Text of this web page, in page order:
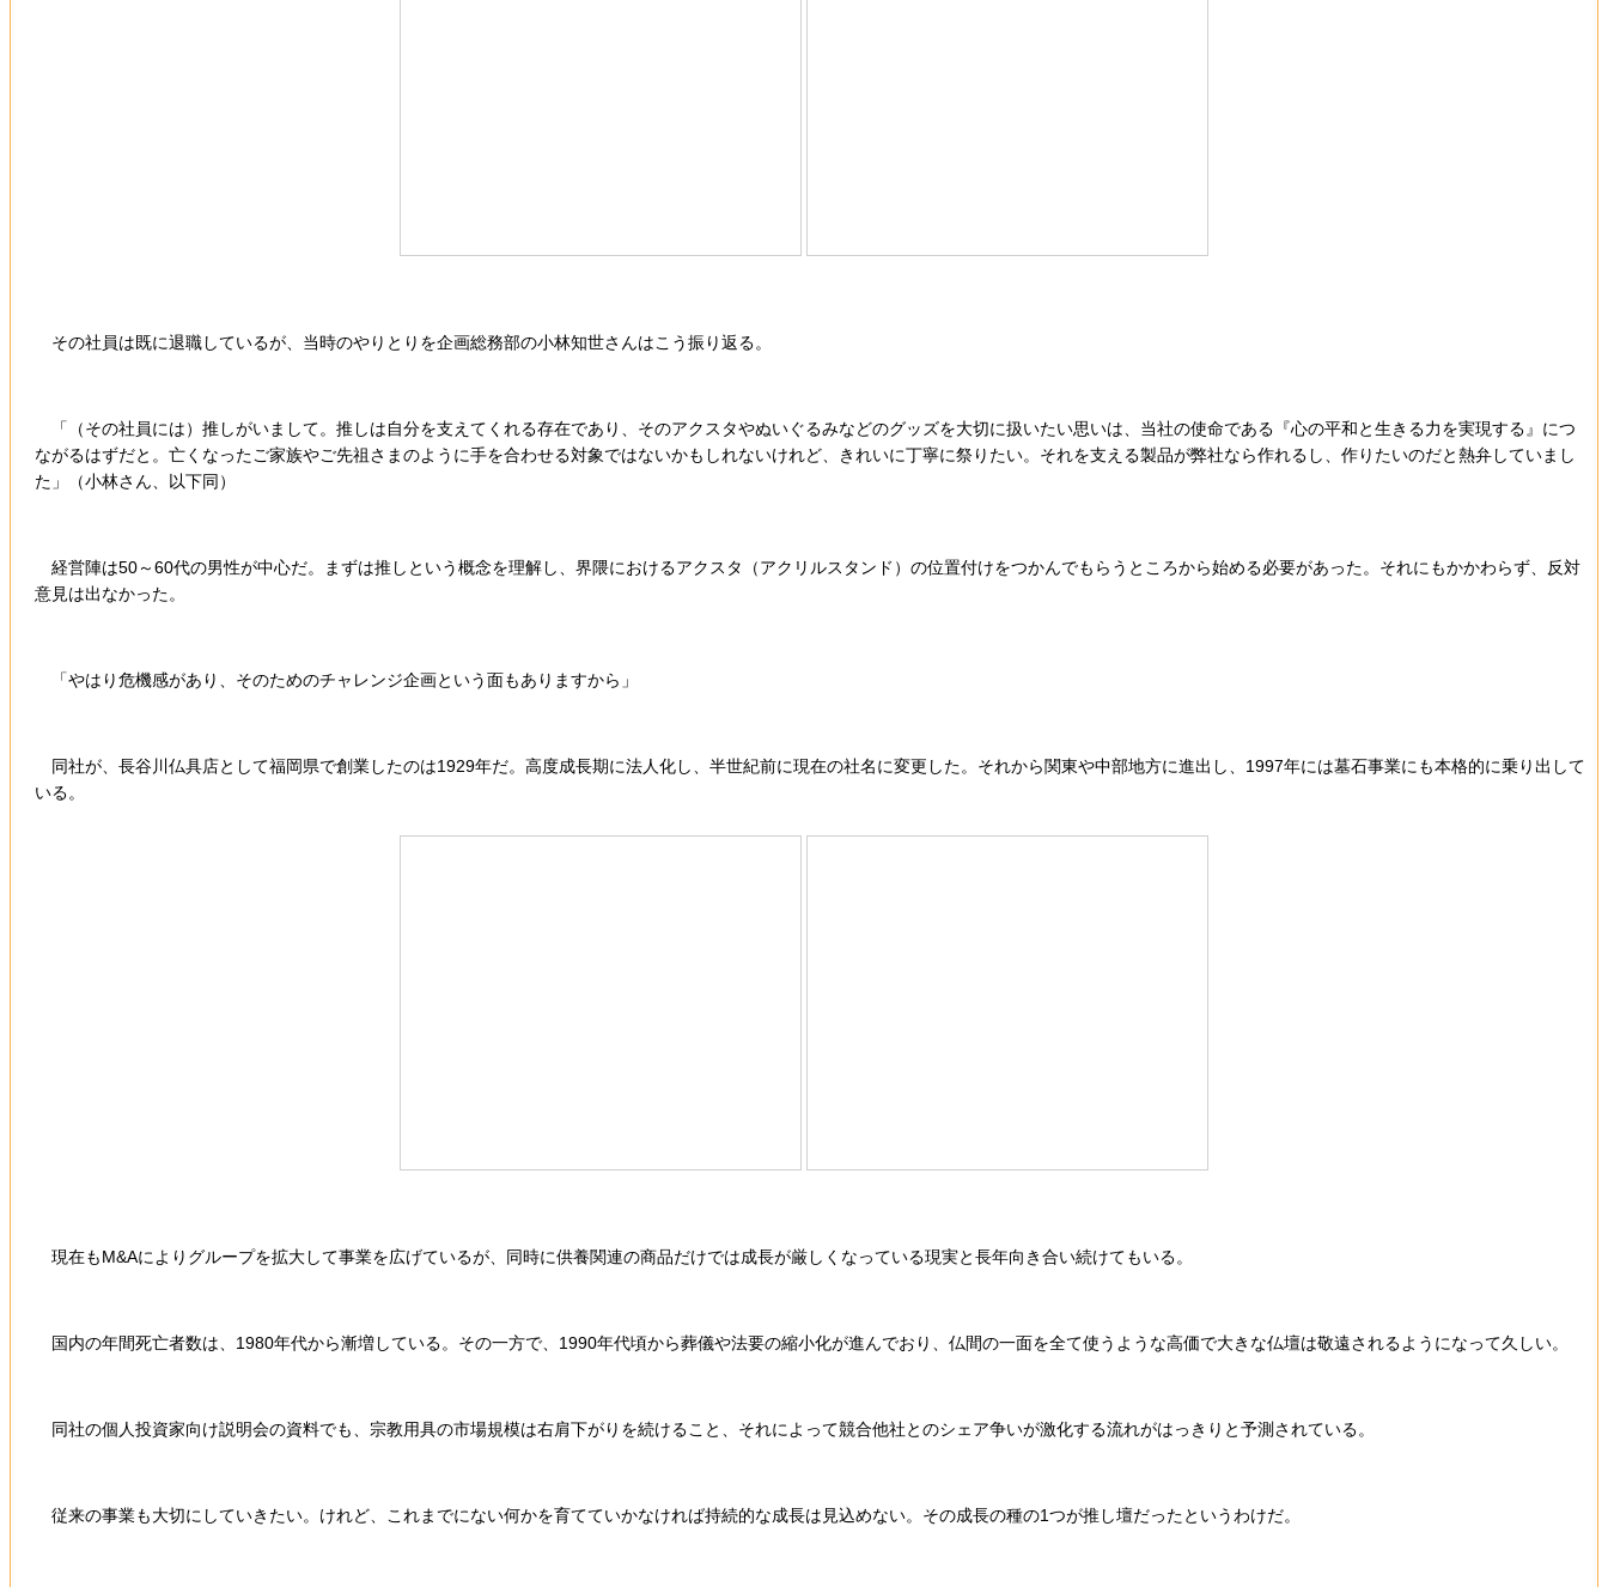
その社員は既に退職しているが、当時のやりとりを企画総務部の小林知世さんはこう振り返る。
「（その社員には）推しがいまして。推しは自分を支えてくれる存在であり、そのアクスタやぬいぐるみなどのグッズを大切に扱いたい思いは、当社の使命である『心の平和と生きる力を実現する』につ
ながるはずだと。亡くなったご家族やご先祖さまのように手を合わせる対象ではないかもしれないけれど、きれいに丁寧に祭りたい。それを支える製品が弊社なら作れるし、作りたいのだと熱弁していまし
た」（小林さん、以下同）
経営陣は50～60代の男性が中心だ。まずは推しという概念を理解し、界隈におけるアクスタ（アクリルスタンド）の位置付けをつかんでもらうところから始める必要があった。それにもかかわらず、反対
意見は出なかった。
「やはり危機感があり、そのためのチャレンジ企画という面もありますから」
同社が、長谷川仏具店として福岡県で創業したのは1929年だ。高度成長期に法人化し、半世紀前に現在の社名に変更した。それから関東や中部地方に進出し、1997年には墓石事業にも本格的に乗り出して
いる。
現在もM&Aによりグループを拡大して事業を広げているが、同時に供養関連の商品だけでは成長が厳しくなっている現実と長年向き合い続けてもいる。
国内の年間死亡者数は、1980年代から漸増している。その一方で、1990年代頃から葬儀や法要の縮小化が進んでおり、仏間の一面を全て使うような高価で大きな仏壇は敬遠されるようになって久しい。
同社の個人投資家向け説明会の資料でも、宗教用具の市場規模は右肩下がりを続けること、それによって競合他社とのシェア争いが激化する流れがはっきりと予測されている。
従来の事業も大切にしていきたい。けれど、これまでにない何かを育てていかなければ持続的な成長は見込めない。その成長の種の1つが推し壇だったというわけだ。